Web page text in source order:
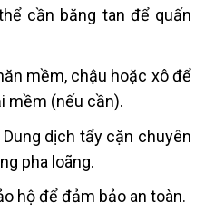
cần băng tan để quấn
mềm, chậu hoặc xô để
mềm (nếu cần).
Dung dịch tẩy cặn chuyên
pha loãng.
hộ để đảm bảo an toàn.